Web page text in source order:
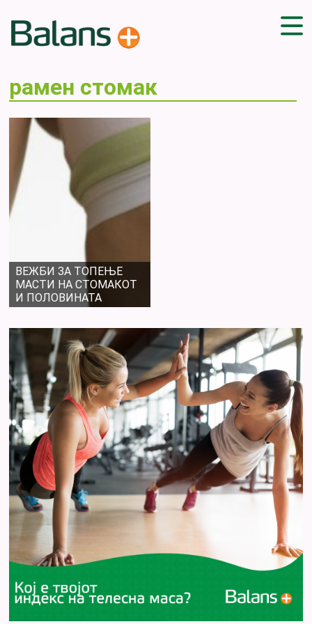
СОВЕТИ
ВЕЖБИ
ПЛАН ЗА ИСХРАНА
ЗДРАВИ РЕЦЕПТИ
БЛОГ
ПРОИЗВОДИ
рамен стомак
ВЕЖБИ ЗА ТОПЕЊЕ
МАСТИ НА СТОМАКОТ
И ПОЛОВИНАТА